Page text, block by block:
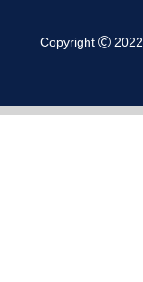
Copyright 2022